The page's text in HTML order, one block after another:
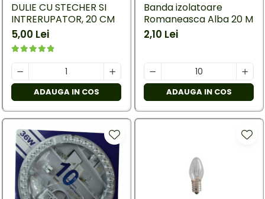
DULIE CU STECHER SI
INTRERUPATOR, 20 CM
5,00 Lei
ADAUGA IN COS
Banda izolatoare
Romaneasca Alba 20 M
2,10 Lei
ADAUGA IN COS